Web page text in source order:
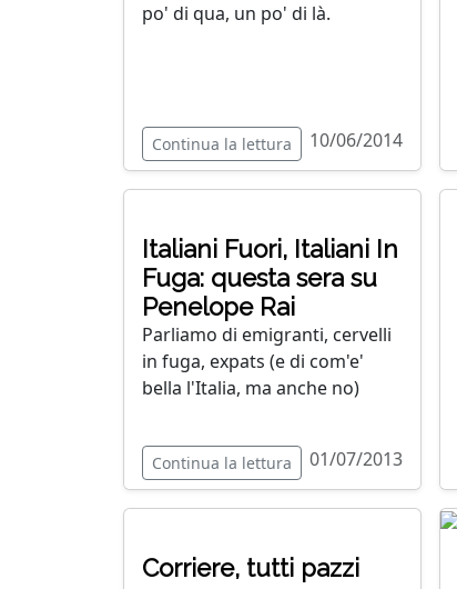
po' di qua, un po' di là.
Continua la lettura 10/06/2014
Italiani Fuori, Italiani In
Fuga: questa sera su
Penelope Rai
Parliamo di emigranti, cervelli
in fuga, expats (e di com'e'
bella l'Italia, ma anche no)
Continua la lettura 01/07/2013
Corriere, tutti pazzi